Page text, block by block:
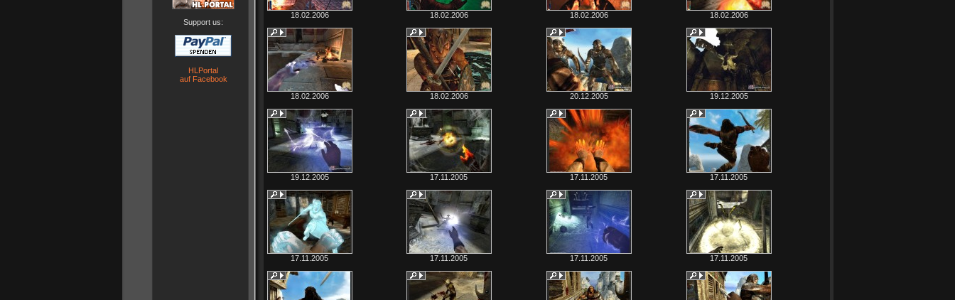
Support us:
HLPortal
auf Facebook
18.02.2006 18.02.2006 18.02.2006 18.02.2006
18.02.2006 18.02.2006 20.12.2005 19.12.2005
19.12.2005 17.11.2005 17.11.2005 17.11.2005
17.11.2005 17.11.2005 17.11.2005 17.11.2005